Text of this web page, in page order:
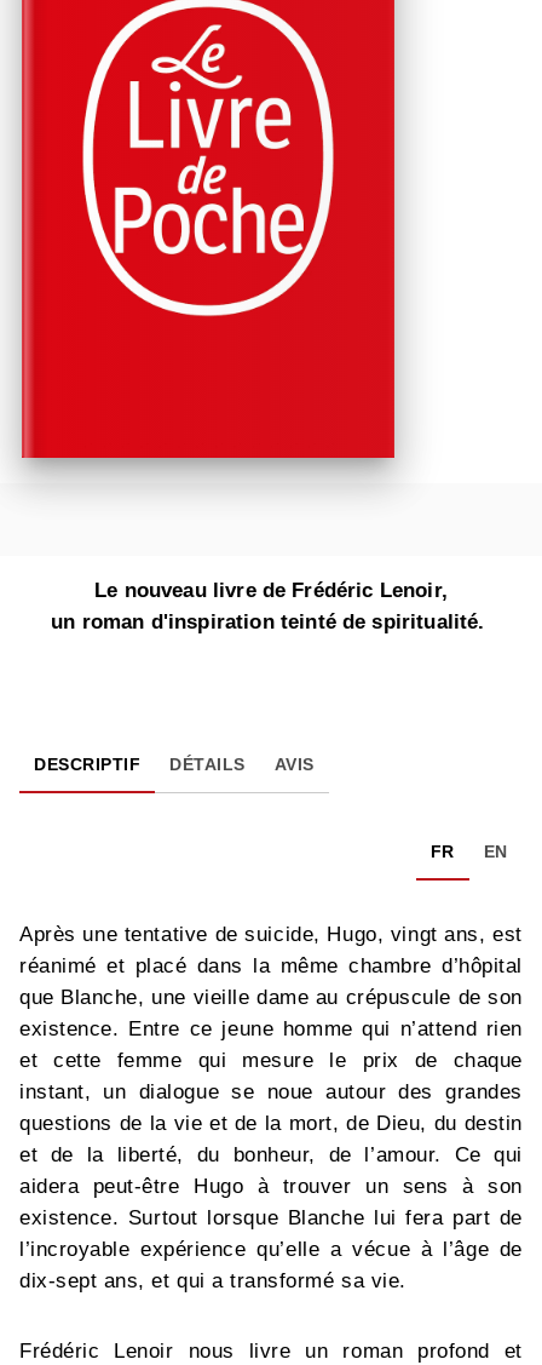
Le nouveau livre de Frédéric Lenoir,
un roman d'inspiration teinté de spiritualité.
DESCRIPTIF DÉTAILS AVIS
FR EN
Après une tentative de suicide, Hugo, vingt ans, est
réanimé et placé dans la même chambre d’hôpital
que Blanche, une vieille dame au crépuscule de son
existence. Entre ce jeune homme qui n’attend rien
et cette femme qui mesure le prix de chaque
instant, un dialogue se noue autour des grandes
questions de la vie et de la mort, de Dieu, du destin
et de la liberté, du bonheur, de l’amour. Ce qui
aidera peut-être Hugo à trouver un sens à son
existence. Surtout lorsque Blanche lui fera part de
l’incroyable expérience qu’elle a vécue à l’âge de
dix-sept ans, et qui a transformé sa vie.
Frédéric Lenoir nous livre un roman profond et